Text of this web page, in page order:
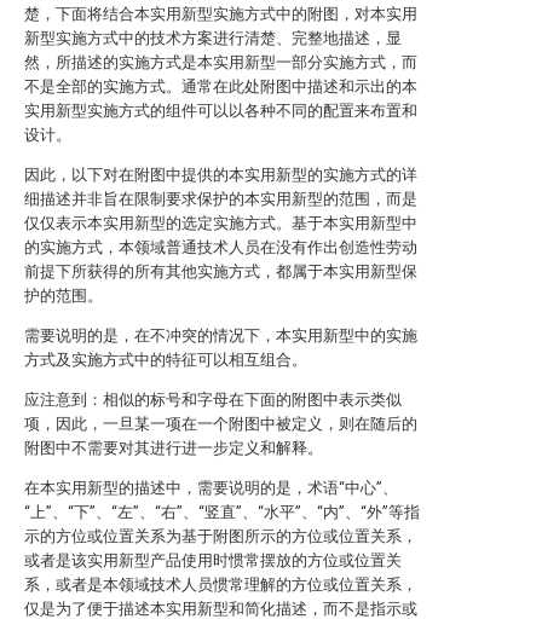
楚，下面将结合本实用新型实施方式中的附图，对本实用
新型实施方式中的技术方案进行清楚、完整地描述，显
然，所描述的实施方式是本实用新型一部分实施方式，而
不是全部的实施方式。通常在此处附图中描述和示出的本
实用新型实施方式的组件可以以各种不同的配置来布置和
设计。
因此，以下对在附图中提供的本实用新型的实施方式的详
细描述并非旨在限制要求保护的本实用新型的范围，而是
仅仅表示本实用新型的选定实施方式。基于本实用新型中
的实施方式，本领域普通技术人员在没有作出创造性劳动
前提下所获得的所有其他实施方式，都属于本实用新型保
护的范围。
需要说明的是，在不冲突的情况下，本实用新型中的实施
方式及实施方式中的特征可以相互组合。
应注意到：相似的标号和字母在下面的附图中表示类似
项，因此，一旦某一项在一个附图中被定义，则在随后的
附图中不需要对其进行进一步定义和解释。
在本实用新型的描述中，需要说明的是，术语“中心”、
“上”、“下”、“左”、“右”、“竖直”、“水平”、“内”、“外”等指
示的方位或位置关系为基于附图所示的方位或位置关系，
或者是该实用新型产品使用时惯常摆放的方位或位置关
系，或者是本领域技术人员惯常理解的方位或位置关系，
仅是为了便于描述本实用新型和简化描述，而不是指示或